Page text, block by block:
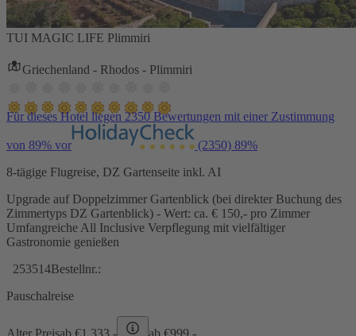
TUI MAGIC LIFE Plimmiri
Griechenland - Rhodos - Plimmiri
Für dieses Hotel liegen 2350 Bewertungen mit einer Zustimmung
von 89% vor (2350) 89%
8-tägige Flugreise, DZ Gartenseite inkl. AI
Upgrade auf Doppelzimmer Gartenblick (bei direkter Buchung des
Zimmertyps DZ Gartenblick) - Wert: ca. € 150,- pro Zimmer
Umfangreiche All Inclusive Verpflegung mit vielfältiger
Gastronomie genießen
253514Bestellnr.:
Pauschalreise
Alter Preisab €1.333,- ab €999,-